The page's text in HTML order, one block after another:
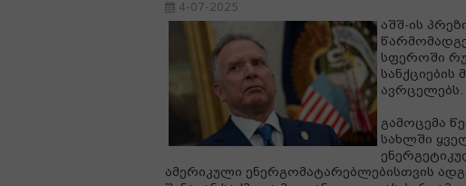
4-07-2025
აშშ-ის
სფეროში
სანქციების
ავრცელებს.
გამოცემა
სახლში
ამერიკული ენერგომატარებლებისთვის